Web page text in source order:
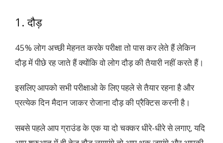
1. दौड़
45% लोग अच्छी मेहनत करके परीक्षा तो पास कर लेते हैं लेकिन
दौड़ में पीछे रह जाते हैं क्योंकि वो लोग दौड़ की तैयारी नहीं करते हैं।
इसलिए आपको सभी परीक्षाओ के लिए पहले से तैयार रहना है और
प्रत्येक दिन मैदान जाकर रोजाना दौड़ की प्रैक्टिस करनी है।
सबसे पहले आप ग्राउंड के एक या दो चक्कर धीरे-धीरे से लगाए, यदि